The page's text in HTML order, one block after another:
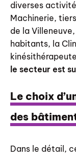
diverses
Machinerie,
de la
habitants, la
le secteur est
Le choix
des
Dans le détail,